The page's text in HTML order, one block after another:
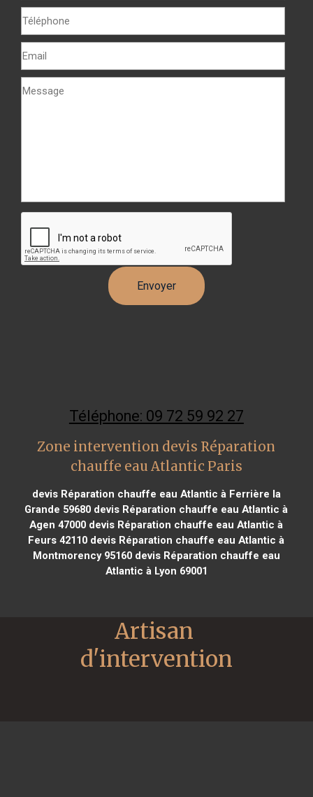
Téléphone: 09 72 59 92 27
Zone intervention devis Réparation
chauffe eau Atlantic Paris
devis Réparation chauffe eau Atlantic à Ferrière la
Grande 59680 devis Réparation chauffe eau Atlantic à
Agen 47000 devis Réparation chauffe eau Atlantic à
Feurs 42110 devis Réparation chauffe eau Atlantic à
Montmorency 95160devis Réparation chauffe eau
Atlantic à Lyon 69001
Artisan
d'intervention